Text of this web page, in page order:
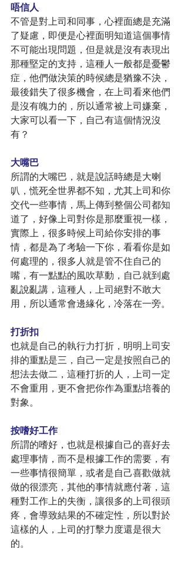
唔信人
不管是對上司和同事，心裡面總是充滿
了疑慮，即便是心裡面明知道這個事情
不可能出現問題，但是就是沒有表現出
那種堅定的支持，這種人一般都是憂鬱
症，他們做決策的時候總是猶豫不決，
最後錯失了很多機會，在上司看來他們
是沒有魄力的，所以通常被上司嫌棄，
大家可以看一下，自己有這個情況沒
有？
大嘴巴
所謂的大嘴巴，就是說話時總是大喇
叭，慌死全世界都不知，尤其上司和你
交代一些事情，馬上傳到整個公司都知
道了，好像上司對你是那麼重視一樣，
實際上，很多時候上司給你安排的事
情，都是為了考驗一下你，看看你是如
何處理的，很多人就是管不住自己的
嘴，有一點點的風吹草動，自己就到處
亂說亂講，這種人，上司絕對不敢大
用，所以通常會邊緣化，冷落在一旁。
打折扣
也就是自己的執行力打折，明明上司安
排的重點是三，自己一定是按照自己的
想法去做二，這種打折的人，上司一定
不會重用，更不會把你作為重點培養的
對象。
按嗜好工作
所謂的嗜好，也就是根據自己的喜好去
處理事情，而不是根據工作的需要，有
一些事情很簡單，或者是自己喜歡做就
做的很漂亮，其他的事情就應付著，這
種對工作上的失衡，讓很多的上司很頭
疼，會導致結果的不確定性，所以對於
這樣的人，上司的打擊力度還是很大
的。